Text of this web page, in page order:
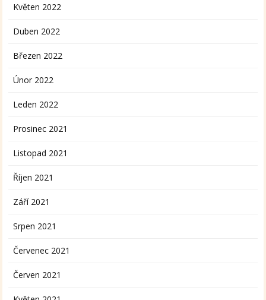
Květen 2022
Duben 2022
Březen 2022
Únor 2022
Leden 2022
Prosinec 2021
Listopad 2021
Říjen 2021
Září 2021
Srpen 2021
Červenec 2021
Červen 2021